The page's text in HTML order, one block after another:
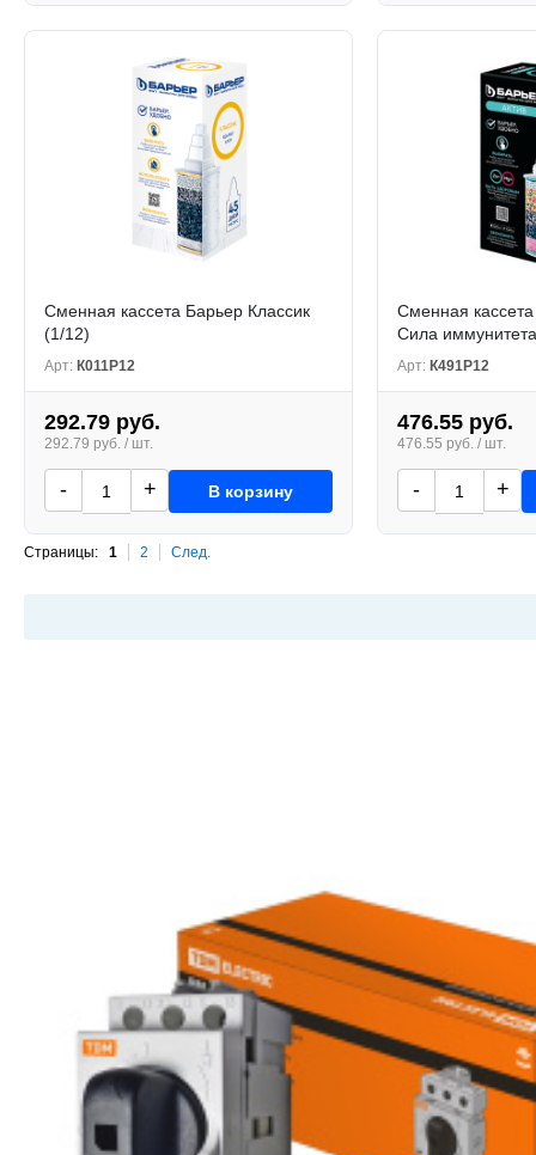
Сменная кассета Барьер Классик
(1/12)
Арт: К011Р12
292.79 руб.
292.79 руб. / шт.
- + В корзину
Сменная
Сила
Арт: К491Р12
476.55 руб.
476.55 руб. / шт.
- +
Страницы: 1 2 След.